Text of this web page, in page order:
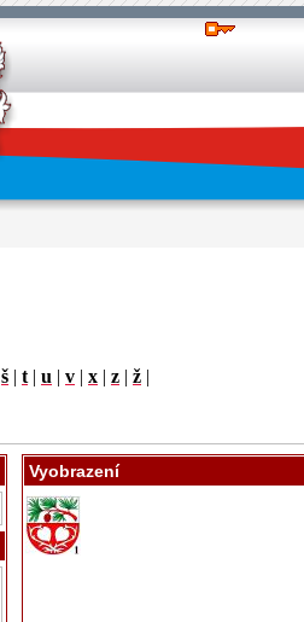
š | t | u | v | x | z | ž |
Vyobrazení